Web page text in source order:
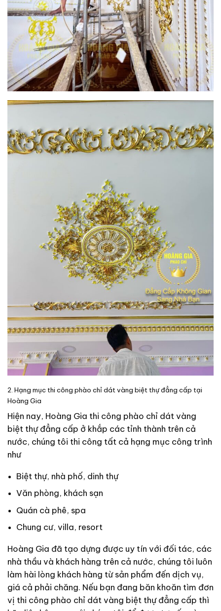
2. Hạng mục thi công phào chỉ dát vàng biệt thự đẳng cấp tại
Hoàng Gia
Hiện nay, Hoàng Gia thi công phào chỉ dát vàng
biệt thự đẳng cấp ở khắp các tỉnh thành trên cả
nước, chúng tôi thi công tất cả hạng mục công trình
như
Biệt thự, nhà phố, dinh thự
Văn phòng, khách sạn
Quán cà phê, spa
Chung cư, villa, resort
Hoàng Gia đã tạo dựng được uy tín với đối tác, các
nhà thầu và khách hàng trên cả nước, chúng tôi luôn
làm hài lòng khách hàng từ sản phẩm đến dịch vụ,
giá cả phải chăng. Nếu bạn đang băn khoăn tìm đơn
vị thi công phào chỉ dát vàng biệt thự đẳng cấp thì